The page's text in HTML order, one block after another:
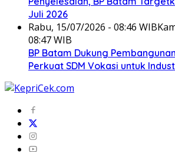
Juli 2026
Rabu, 15/07/2026 - 08:46 WIB
08:47 WIB
BP Batam Dukung
Perkuat SDM Vokasi untuk